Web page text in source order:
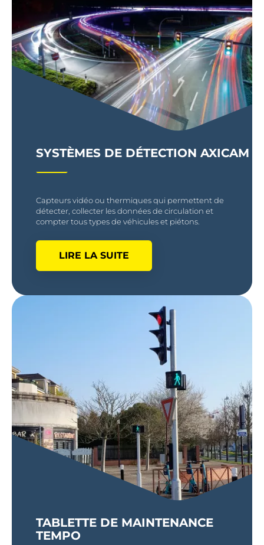
SYSTÈMES DE DÉTECTION AXICAM
Capteurs vidéo ou thermiques qui permettent de
détecter, collecter les données de circulation et
compter tous types de véhicules et piétons.
LIRE LA SUITE
TABLETTE DE MAINTENANCE
TEMPO